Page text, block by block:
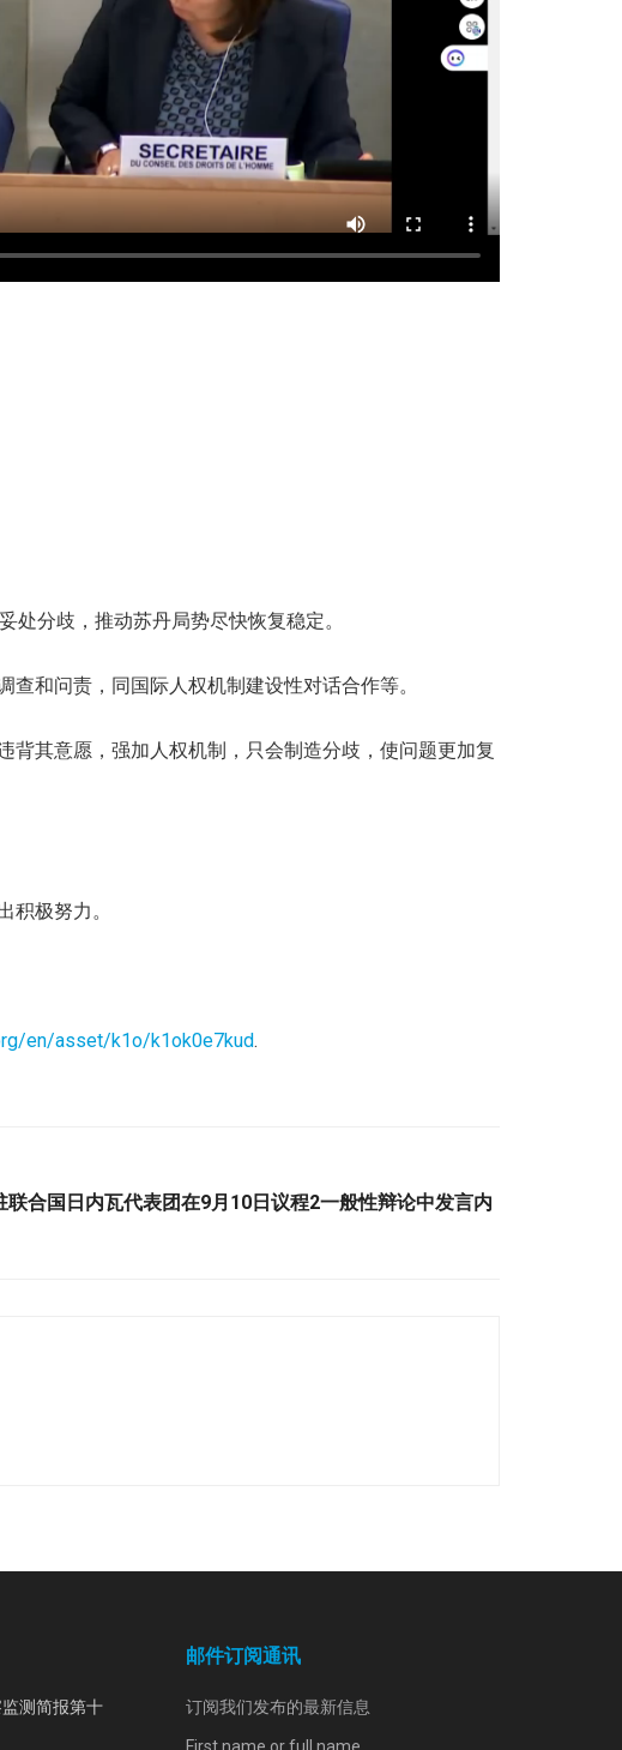
分歧，推动苏丹局势尽快恢复稳定。
和问责，同国际人权机制建设性对话合作等。
其意愿，强加人权机制，只会制造分歧，使问题更加复
极努力。
en/asset/k1o/k1ok0e7kud.
联合国日内瓦代表团在9月10日议程2一般性辩论中发言内
测简报第十
邮件订阅通讯
订阅我们发布的最新信息